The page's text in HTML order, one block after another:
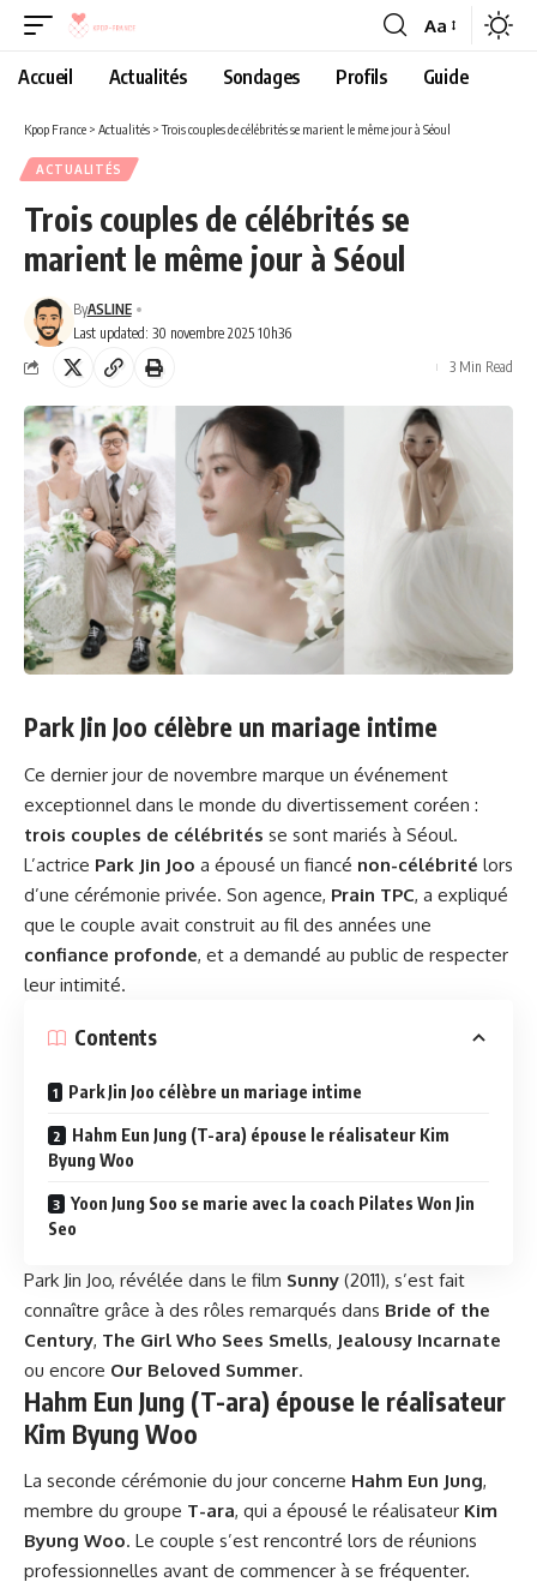
Aa
Accueil Actualités Sondages Profils Guide
Kpop France > Actualités >Trois couples de célébrités se marient le même jour à Séoul
ACTUALITÉS
Trois couples de célébrités se
marient le même jour à Séoul
Last updated: 30 novembre 2025 10h36
ByASLINE
3 Min Read
Park Jin Joo célèbre un mariage intime
Ce dernier jour de novembre marque un événement
exceptionnel dans le monde du divertissement coréen :
trois couples de célébrités se sont mariés à Séoul.
L’actrice Park Jin Joo a épousé un fiancé non-célébrité lors
d’une cérémonie privée. Son agence, Prain TPC, a expliqué
que le couple avait construit au fil des années une
confiance profonde, et a demandé au public de respecter
leur intimité.
Contents
Park Jin Joo célèbre un mariage intime
Hahm Eun Jung (T-ara) épouse le réalisateur Kim
Byung Woo
Yoon Jung Soo se marie avec la coach Pilates Won Jin
Seo
Park Jin Joo, révélée dans le film Sunny (2011), s’est fait
connaître grâce à des rôles remarqués dans Bride of the
Century, The Girl Who Sees Smells, Jealousy Incarnate
ou encore Our Beloved Summer.
Hahm Eun Jung (T-ara) épouse le réalisateur
Kim Byung Woo
La seconde cérémonie du jour concerne Hahm Eun Jung,
membre du groupe T-ara, qui a épousé le réalisateur Kim
Byung Woo. Le couple s’est rencontré lors de réunions
professionnelles avant de commencer à se fréquenter.